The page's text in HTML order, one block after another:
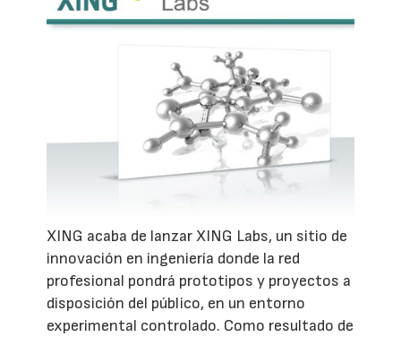
XING acaba de lanzar XING Labs, un sitio de
innovación en ingeniería donde la red
profesional pondrá prototipos y proyectos a
disposición del público, en un entorno
experimental controlado. Como resultado de